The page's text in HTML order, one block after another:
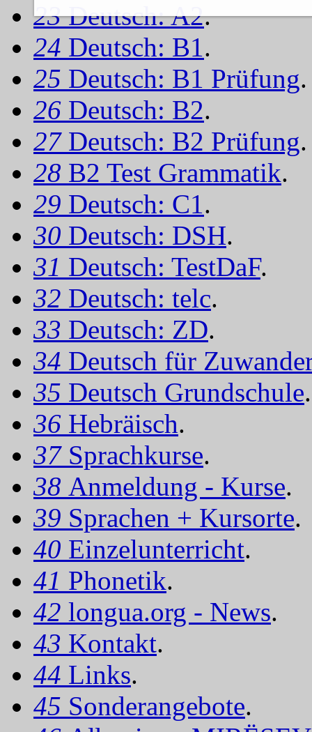
23Deutsch: A2.
24 Deutsch: B1.
25 Deutsch: B1 Prüfung.
26 Deutsch: B2.
27 Deutsch: B2 Prüfung.
28 B2 Test Grammatik.
29 Deutsch: C1.
30 Deutsch: DSH.
31 Deutsch: TestDaF.
32 Deutsch: telc.
33 Deutsch: ZD.
34 Deutsch für
35 Deutsch Grundschule.
36 Hebräisch.
37 Sprachkurse.
38 Anmeldung - Kurse.
39 Sprachen + Kursorte.
40 Einzelunterricht.
41 Phonetik.
42 longua.org - News.
43 Kontakt.
44 Links.
45 Sonderangebote.